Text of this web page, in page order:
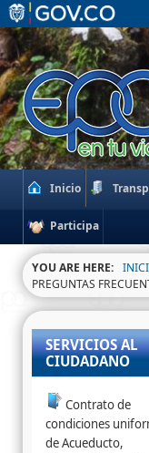
Inicio
Participa
YOU ARE HERE:
PREGUNTAS
SERVICIOS AL
CIUDADANO
Contrato de
condiciones
de Acueducto,